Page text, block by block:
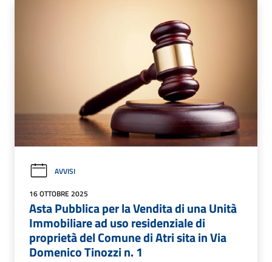
AVVISI
16 OTTOBRE 2025
Asta Pubblica per la Vendita di una Unità
Immobiliare ad uso residenziale di
proprietà del Comune di Atri sita in Via
Domenico Tinozzi n. 1